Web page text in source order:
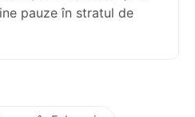
pauze în stratul de